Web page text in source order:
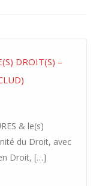
DROIT(S) –
& le(s)
du Droit, avec
Droit, […]